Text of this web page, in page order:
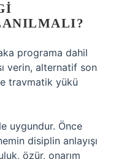
programa dahil
verin, alternatif son
travmatik yükü
uygundur. Önce
disiplin anlayışı
özür, onarım